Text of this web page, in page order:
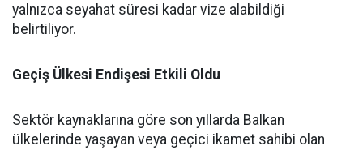
yalnızca seyahat süresi kadar vize alabildiği
belirtiliyor.
Geçiş Ülkesi Endişesi Etkili Oldu
Sektör kaynaklarına göre son yıllarda Balkan
ülkelerinde yaşayan veya geçici ikamet sahibi olan